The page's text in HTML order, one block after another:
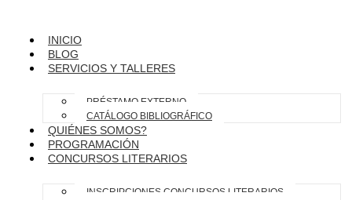
INICIO
BLOG
SERVICIOS Y TALLERES
PRÉSTAMO EXTERNO
CATÁLOGO BIBLIOGRÁFICO
QUIÉNES SOMOS?
PROGRAMACIÓN
CONCURSOS LITERARIOS
INSCRIPCIONES CONCURSOS LITERARIOS